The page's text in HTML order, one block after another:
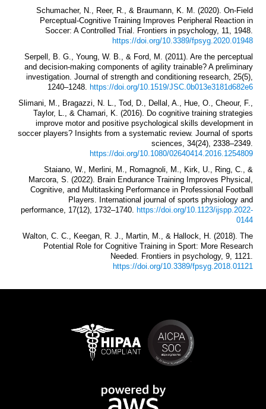
Schumacher, N., Reer, R., & Braumann, K. M. (2020). On-Field
Perceptual-Cognitive Training Improves Peripheral Reaction in
Soccer: A Controlled Trial. Frontiers in psychology, 11, 1948.
https://doi.org/10.3389/fpsyg.2020.01948
Serpell, B. G., Young, W. B., & Ford, M. (2011). Are the perceptual
and decision-making components of agility trainable? A preliminary
investigation. Journal of strength and conditioning research, 25(5),
1240–1248. https://doi.org/10.1519/JSC.0b013e3181d682e6
Slimani, M., Bragazzi, N. L., Tod, D., Dellal, A., Hue, O., Cheour, F.,
Taylor, L., & Chamari, K. (2016). Do cognitive training strategies
improve motor and positive psychological skills development in
soccer players? Insights from a systematic review. Journal of sports
sciences, 34(24), 2338–2349.
https://doi.org/10.1080/02640414.2016.1254809
Staiano, W., Merlini, M., Romagnoli, M., Kirk, U., Ring, C., &
Marcora, S. (2022). Brain Endurance Training Improves Physical,
Cognitive, and Multitasking Performance in Professional Football
Players. International journal of sports physiology and
performance, 17(12), 1732–1740. https://doi.org/10.1123/ijspp.2022-
0144
Walton, C. C., Keegan, R. J., Martin, M., & Hallock, H. (2018). The
Potential Role for Cognitive Training in Sport: More Research
Needed. Frontiers in psychology, 9, 1121.
https://doi.org/10.3389/fpsyg.2018.01121